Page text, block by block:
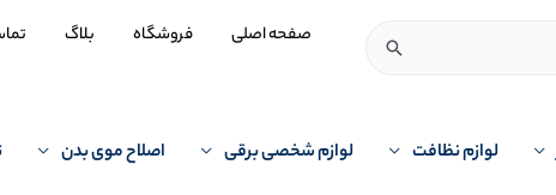
صفحه اصلی فروشگاه بلاگ
لوازم نظافت لوازم شخصی برقی اصلاح موی بدن